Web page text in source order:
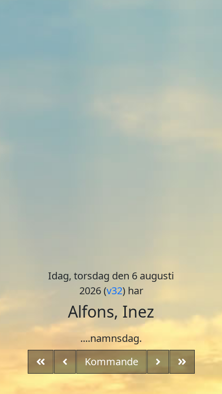
Idag, torsdag den 6 augusti
2026 (v32) har
Alfons, Inez
....namnsdag.
Kommande